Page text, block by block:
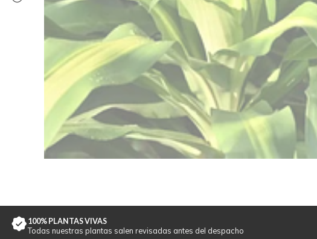
100% PLANTAS VIVAS
Todas nuestras plantas salen revisadas antes del despacho